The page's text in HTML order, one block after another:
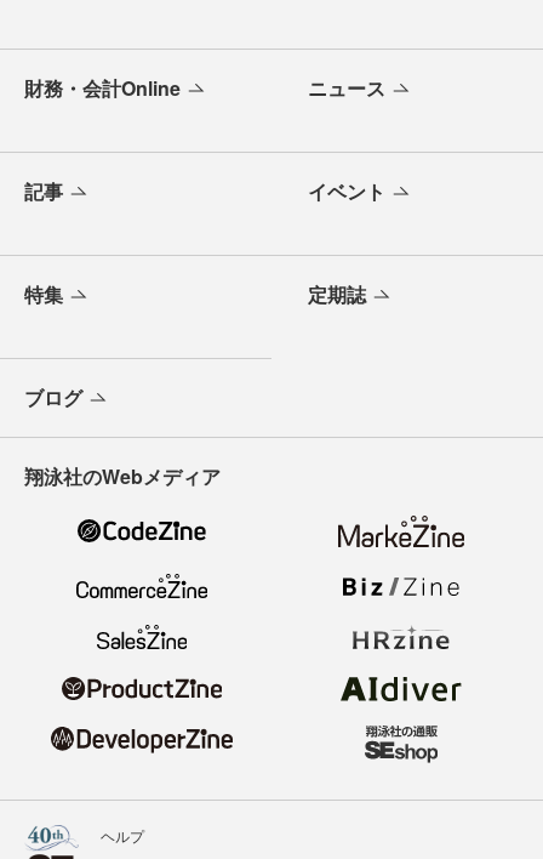
財務・会計Online ニュース
記事 イベント
特集 定期誌
ブログ
翔泳社のWebメディア
ヘルプ